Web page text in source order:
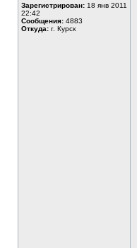
Зарегистрирован: 18 янв 2011
22:42
Сообщения: 4883
Откуда: г. Курск